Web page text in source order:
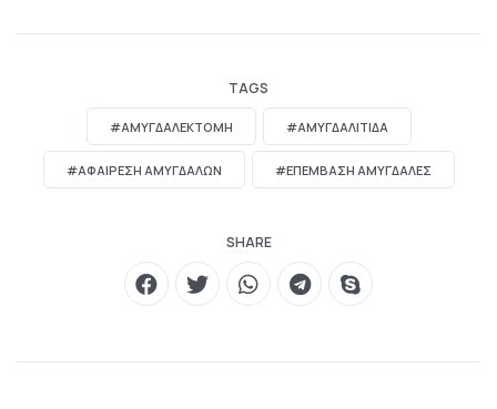
TAGS
#ΑΜΥΓΔΑΛΕΚΤΟΜΉ #ΑΜΥΓΔΑΛΙΤΙΔΑ
#ΑΦΑΊΡΕΣΗ ΑΜΥΓΔΑΛΏΝ #ΕΠΈΜΒΑΣΗ ΑΜΥΓΔΑΛΈΣ
SHARE